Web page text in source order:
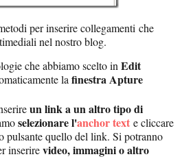
per inserire collegamenti che
nel nostro blog.
che abbiamo scelto in Edit
la finestra Apture
un link a un altro tipo di
selezionare l'anchor text e cliccare
pulsante quello del link. Si potranno
inserirevideo, immagini o altro